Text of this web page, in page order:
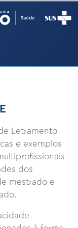
Letramento
e exemplos
dos
mestrado e